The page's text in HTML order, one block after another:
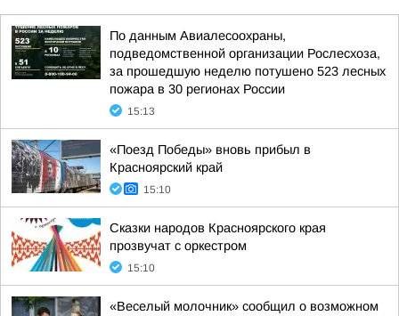
По данным Авиалесоохраны,
подведомственной организации Рослесхоза,
за прошедшую неделю потушено 523 лесных
пожара в 30 регионах России
15:13
«Поезд Победы» вновь прибыл в
Красноярский край
15:10
Сказки народов Красноярского края
прозвучат с оркестром
15:10
«Веселый молочник» сообщил о возможном